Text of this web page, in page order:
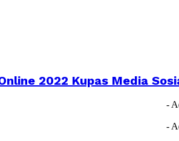
2022 Kupas Media
-
-